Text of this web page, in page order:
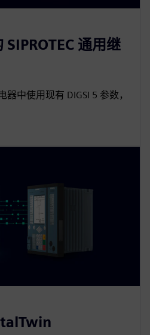
通用继
中使用现有 DIGSI 5 参数，